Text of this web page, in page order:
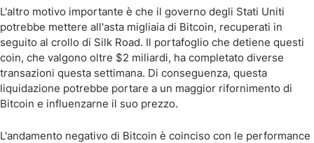
L'altro motivo importante è che il governo degli Stati Uniti
potrebbe mettere all'asta migliaia di Bitcoin, recuperati in
seguito al crollo di Silk Road. Il portafoglio che detiene questi
coin, che valgono oltre $2 miliardi, ha completato diverse
transazioni questa settimana. Di conseguenza, questa
liquidazione potrebbe portare a un maggior rifornimento di
Bitcoin e influenzarne il suo prezzo.
L'andamento negativo di Bitcoin è coinciso con le performance